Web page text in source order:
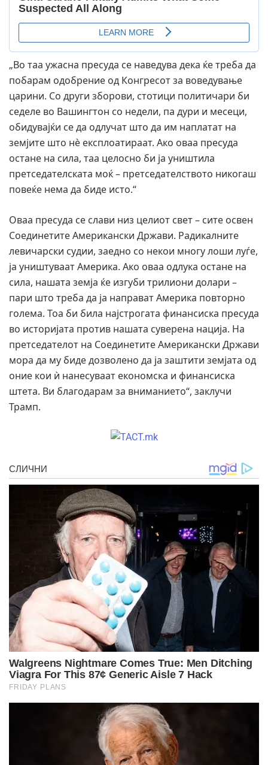
„Во таа ужасна пресуда се наведува дека ќе треба да
побарам одобрение од Конгресот за воведување
царини. Со други зборови, стотици политичари би
седеле во Вашингтон со недели, па дури и месеци,
обидувајќи се да одлучат што да им наплатат на
земјите што нè експлоатираат. Ако оваа пресуда
остане на сила, таа целосно би ја уништила
претседателската моќ – претседателството никогаш
повеќе нема да биде исто.“
Оваа пресуда се слави низ целиот свет – сите освен
Соединетите Американски Држави. Радикалните
левичарски судии, заедно со некои многу лоши луѓе,
ја уништуваат Америка. Ако оваа одлука остане на
сила, нашата земја ќе изгуби трилиони долари –
пари што треба да ја направат Америка повторно
голема. Тоа би била најстрогата финансиска пресуда
во историјата против нашата суверена нација. На
претседателот на Соединетите Американски Држави
мора да му биде дозволено да ја заштити земјата од
оние кои ѝ нанесуваат економска и финансиска
штета. Ви благодарам за вниманието“, заклучи
Трамп.